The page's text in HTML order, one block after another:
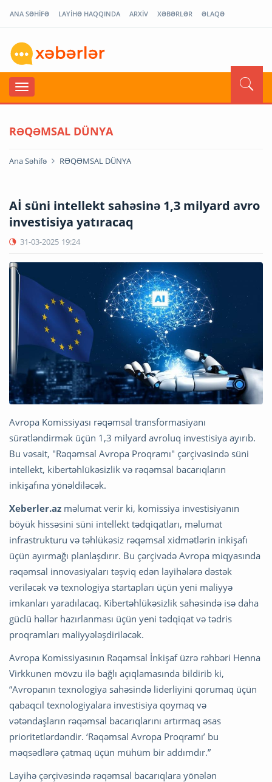
ANA SƏHİFƏ LAYİHƏ HAQQINDA ARXİV XƏBƏRLƏR ƏLAQƏ
RƏQƏMSAL DÜNYA
Ana Səhifə RƏQƏMSAL DÜNYA
Aİ süni intellekt sahəsinə 1,3 milyard avro
investisiya yatıracaq
31-03-2025 19:24
Avropa Komissiyası rəqəmsal transformasiyanı
sürətləndirmək üçün 1,3 milyard avroluq investisiya ayırıb.
Bu vəsait, "Rəqəmsal Avropa Proqramı" çərçivəsində süni
intellekt, kibertəhlükəsizlik və rəqəmsal bacarıqların
inkişafına yönəldiləcək.
Xeberler.az məlumat verir ki, komissiya investisiyanın
böyük hissəsini süni intellekt tədqiqatları, məlumat
infrastrukturu və təhlükəsiz rəqəmsal xidmətlərin inkişafı
üçün ayırmağı planlaşdırır. Bu çərçivədə Avropa miqyasında
rəqəmsal innovasiyaları təşviq edən layihələrə dəstək
veriləcək və texnologiya startapları üçün yeni maliyyə
imkanları yaradılacaq. Kibertəhlükəsizlik sahəsində isə daha
güclü həllər hazırlanması üçün yeni tədqiqat və tədris
proqramları maliyyələşdiriləcək.
Avropa Komissiyasının Rəqəmsal İnkişaf üzrə rəhbəri Henna
Virkkunen mövzu ilə bağlı açıqlamasında bildirib ki,
“Avropanın texnologiya sahəsində liderliyini qorumaq üçün
qabaqcıl texnologiyalara investisiya qoymaq və
vətəndaşların rəqəmsal bacarıqlarını artırmaq əsas
prioritetlərdəndir. ‘Rəqəmsal Avropa Proqramı’ bu
məqsədlərə çatmaq üçün mühüm bir addımdır.”
Layihə çərçivəsində rəqəmsal bacarıqlara yönələn